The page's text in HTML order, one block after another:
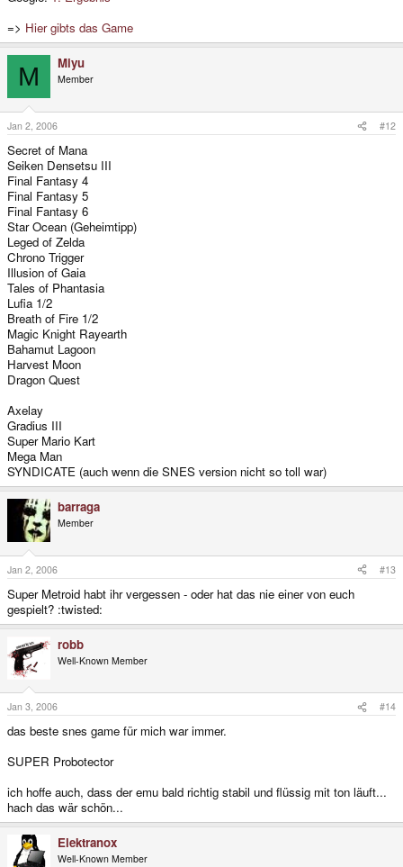
=> Hier gibts das Game
M Miyu
Member
Jan 2, 2006 #12
Secret of Mana
Seiken Densetsu III
Final Fantasy 4
Final Fantasy 5
Final Fantasy 6
Star Ocean (Geheimtipp)
Leged of Zelda
Chrono Trigger
Illusion of Gaia
Tales of Phantasia
Lufia 1/2
Breath of Fire 1/2
Magic Knight Rayearth
Bahamut Lagoon
Harvest Moon
Dragon Quest
Axelay
Gradius III
Super Mario Kart
Mega Man
SYNDICATE (auch wenn die SNES version nicht so toll war)
barraga
Member
Jan 2, 2006 #13
Super Metroid habt ihr vergessen - oder hat das nie einer von euch
gespielt? :twisted:
robb
Well-Known Member
Jan 3, 2006 #14
das beste snes game für mich war immer.
SUPER Probotector
ich hoffe auch, dass der emu bald richtig stabil und flüssig mit ton läuft...
hach das wär schön...
Elektranox
Well-Known Member